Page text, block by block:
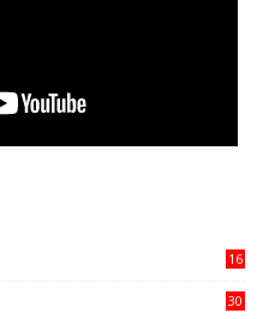
16
30